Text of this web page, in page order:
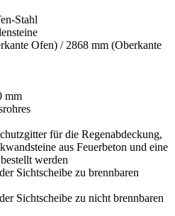
Stahl
Ofen) / 2868 mm (Oberkante
mm
für die Regenabdeckung,
aus Feuerbeton und eine
werden
Sichtscheibe zu brennbaren
Sichtscheibe zu nicht brennbaren